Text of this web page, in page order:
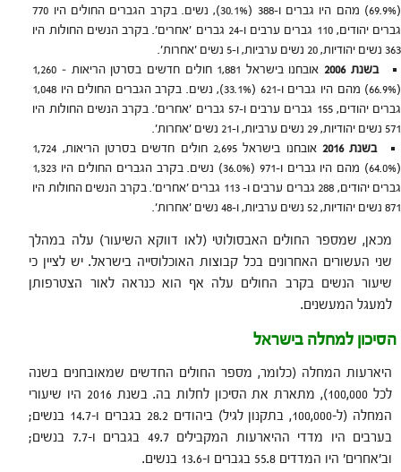
(69.9%) מהם היו גברים ו-388 (30.1%), נשים. בקרב הגברים החולים היו 770
גברים יהודים, 110 גברים ערבים ו-24 גברים 'אחרים'. בקרב הנשים החולות היו
363 נשים יהודיות, 20 נשים ערביות, ו-5 נשים 'אחרות'.
בשנת 2006
אובחנו בישראל 1,881 חולים חדשים בסרטן הריאות – 1,260
(66.9%) מהם היו גברים ו-621 (33.1%), נשים. בקרב הגברים החולים היו 1,048
גברים יהודים, 155 גברים ערבים ו-57 גברים 'אחרים'. בקרב הנשים החולות היו
571 נשים יהודיות, 29 נשים ערביות, ו-21 נשים 'אחרות'.
בשנת 2016
אובחנו בישראל 2,695 חולים חדשים בסרטן הריאות, 1,724
(64.0%) מהם היו גברים ו-971 (36.0%) נשים. בקרב הגברים החולים היו 1,323
גברים יהודים, 288 גברים ערבים ו- 113 גברים 'אחרים'. בקרב הנשים החולות היו
871 נשים יהודיות, 52 נשים ערביות, ו-48 נשים 'אחרות'.
מכאן, שמספר החולים האבסולוטי (לאו דווקא השיעור) עלה במהלך
שני העשורים האחרונים בכל קבוצות האוכלוסייה בישראל. יש לציין כי
שיעור הנשים בקרב החולים עלה אף הוא כנראה לאור הצטרפותן
למעגל המעשנים.
הסיכון למחלה בישראל
היארעות המחלה (כלומר, מספר החולים החדשים שמאובחנים בשנה
לכל 100,000), מתארת את הסיכון לחלות בה. בשנת 2016 היו שיעורי
המחלה (ל-100,000, בתקנון לגיל) ביהודים 28.2 בגברים ו-14.7 בנשים;
בערבים היו מדדי ההיארעות המקבילים 49.7 בגברים ו-7.7 בנשים;
וב'אחרים' היו המדדים 55.8 בגברים ו-13.6 בנשים.